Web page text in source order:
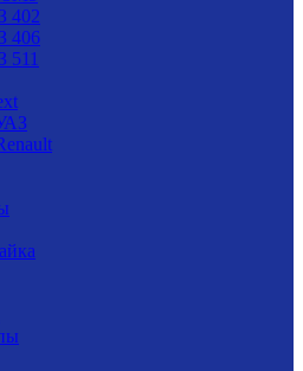
402
406
511